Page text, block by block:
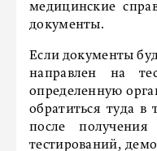
медицинские
документы.
Если документы
направлен на
определенную
обратиться туда в
после получения
тестирований,